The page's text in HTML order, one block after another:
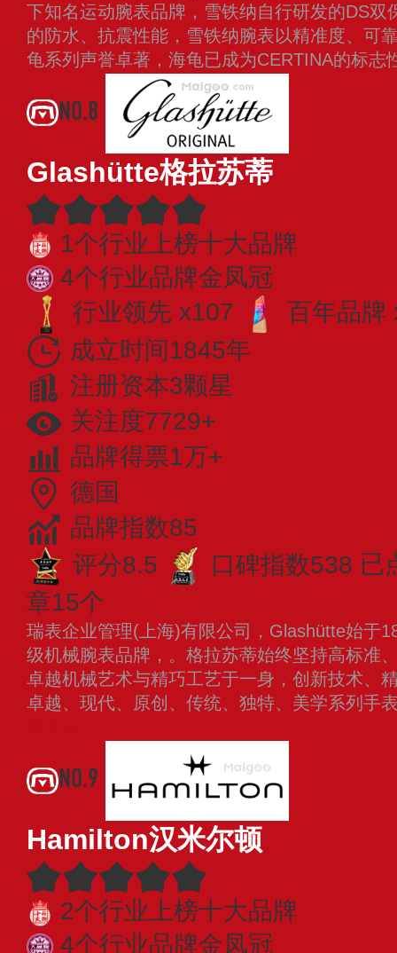
下知名运动腕表品牌，雪铁纳自行研发的DS双
的防水、抗震性能，雪铁纳腕表以精准度、可
龟系列声誉卓著，海龟已成为CERTINA的标志
NO.8
Glashütte格拉苏蒂
1个行业上榜十大品牌
4个行业品牌金凤冠
行业领先 x107
百年品牌
成立时间1845年
注册资本3颗星
关注度7729+
品牌得票1万+
德国
品牌指数85
评分8.5
口碑指数538 已
章15个
瑞表企业管理(上海)有限公司，Glashütte始于
级机械腕表品牌，。格拉苏蒂始终坚持高标准
卓越机械艺术与精巧工艺于一身，创新技术、
卓越、现代、原创、传统、独特、美学系列手
NO.9
Hamilton汉米尔顿
2个行业上榜十大品牌
4个行业品牌金凤冠